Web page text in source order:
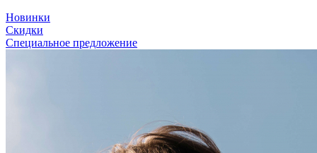
Новинки
Скидки
Специальное предложение